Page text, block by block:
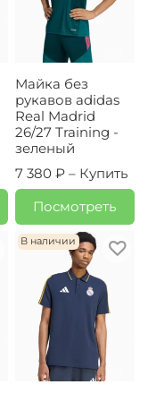
Майка без
рукавов adidas
Real Madrid
26/27 Training -
зеленый
7 380 ₽ – Купить
Посмотреть
В наличии